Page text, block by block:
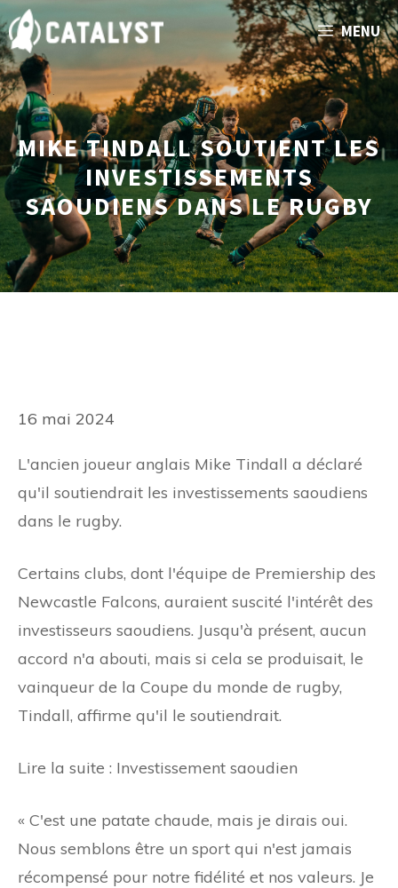
Aller
au
contenu
MENU
MIKE TINDALL SOUTIENT LES
INVESTISSEMENTS
SAOUDIENS DANS LE RUGBY
16 mai 2024
L'ancien joueur anglais Mike Tindall a déclaré
qu'il soutiendrait les investissements saoudiens
dans le rugby.
Certains clubs, dont l'équipe de Premiership des
Newcastle Falcons, auraient suscité l'intérêt des
investisseurs saoudiens. Jusqu'à présent, aucun
accord n'a abouti, mais si cela se produisait, le
vainqueur de la Coupe du monde de rugby,
Tindall, affirme qu'il le soutiendrait.
Lire la suite : Investissement saoudien
« C'est une patate chaude, mais je dirais oui.
Nous semblons être un sport qui n'est jamais
récompensé pour notre fidélité et nos valeurs. Je